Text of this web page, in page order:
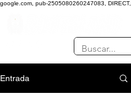
google.com, pub-2505080260247083,
Entrada